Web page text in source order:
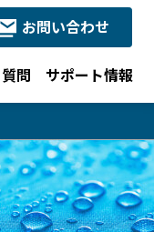
問 サポート情報
お問い合わせ